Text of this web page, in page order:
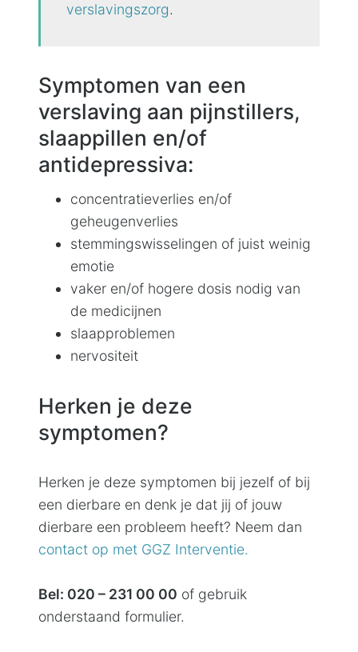
verslavingszorg.
Symptomen van een
verslaving aan pijnstillers,
slaappillen en/of
antidepressiva:
concentratieverlies en/of
geheugenverlies
stemmingswisselingen of juist weinig
emotie
vaker en/of hogere dosis nodig van
de medicijnen
slaapproblemen
nervositeit
Herken je deze
symptomen?
Herken je deze symptomen bij jezelf of bij
een dierbare en denk je dat jij of jouw
dierbare een probleem heeft? Neem dan
contact op met GGZ Interventie.
Bel: 020 – 231 00 00 of gebruik
onderstaand formulier.